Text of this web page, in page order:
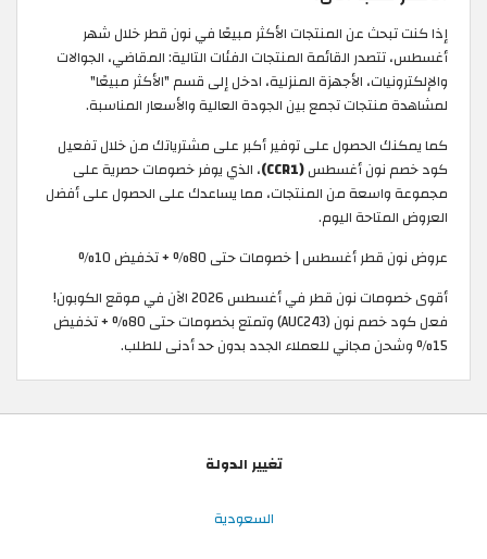
إذا كنت تبحث عن المنتجات الأكثر مبيعًا في نون قطر خلال شهر
أغسطس، تتصدر القائمة المنتجات الفئات التالية: المقاضي، الجوالات
والإلكترونيات، الأجهزة المنزلية، ادخل إلى قسم "الأكثر مبيعًا"
لمشاهدة منتجات تجمع بين الجودة العالية والأسعار المناسبة.
كما يمكنك الحصول على توفير أكبر على مشترياتك من خلال تفعيل
كود خصم نون أغسطس(CCR1)
، الذي يوفر خصومات حصرية على
مجموعة واسعة من المنتجات، مما يساعدك على الحصول على أفضل
العروض المتاحة اليوم.
عروض نون قطر أغسطس | خصومات حتى 80% + تخفيض 10%
أقوى خصومات نون قطر في أغسطس 2026 الآن في موقع الكوبون!
فعل كود خصم نون (AUC243) وتمتع بخصومات حتى 80% + تخفيض
15% وشحن مجاني للعملاء الجدد بدون حد أدنى للطلب.
تغيير الدولة
السعودية